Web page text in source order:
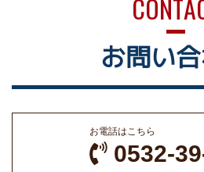
お問い
お電話はこちら
0532-